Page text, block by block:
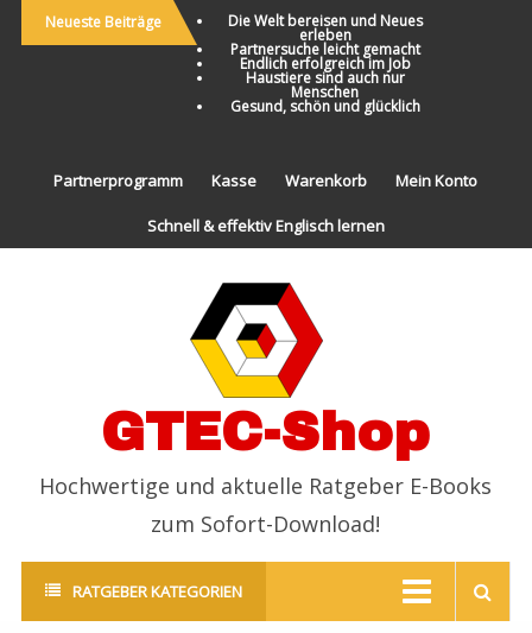
Neueste Beiträge Die Welt bereisen und Neues
erleben
Partnersuche leicht gemacht
Endlich erfolgreich im Job
Haustiere sind auch nur
Menschen
Gesund, schön und glücklich
Partnerprogramm Kasse Warenkorb Mein Konto
Schnell & effektiv Englisch lernen
GTEC-Shop
Hochwertige und aktuelle Ratgeber E-Books
zum Sofort-Download!
RATGEBER KATEGORIEN